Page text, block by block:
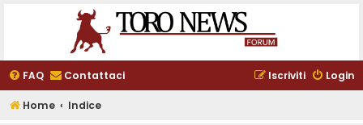
FAQ Contattaci Login
Iscriviti
Home Indice